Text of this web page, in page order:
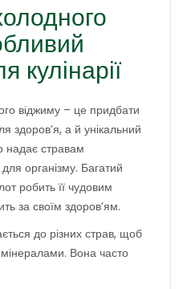
кулінарії
віджиму – це придбати
здоров’я, а й унікальний
надає стравам
організму. Багатий
робить її чудовим
за своїм здоров’ям.
до різних страв, щоб
мінералами. Вона часто